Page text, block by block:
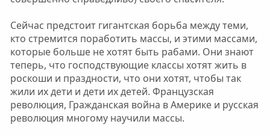
Сейчас предстоит гигантская борьба между теми,
кто стремится поработить массы, и этими массами,
которые больше не хотят быть рабами. Они знают
теперь, что господствующие классы хотят жить в
роскоши и праздности, что они хотят, чтобы так
жили их дети и дети их детей. Французская
революция, Гражданская война в Америке и русская
революция многому научили массы.